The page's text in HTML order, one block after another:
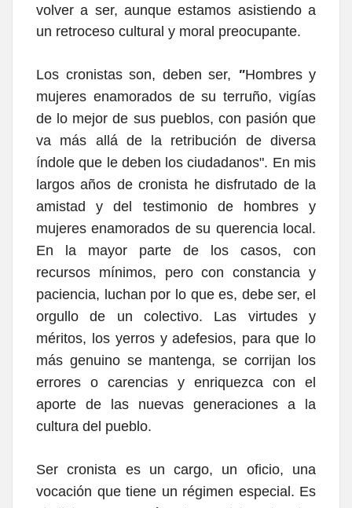
volver a ser, aunque estamos asistiendo a
un retroceso cultural y moral preocupante.
Los cronistas son, deben ser, "Hombres y
mujeres enamorados de su terruño, vigías
de lo mejor de sus pueblos, con pasión que
va más allá de la retribución de diversa
índole que le deben los ciudadanos". En mis
largos años de cronista he disfrutado de la
amistad y del testimonio de hombres y
mujeres enamorados de su querencia local.
En la mayor parte de los casos, con
recursos mínimos, pero con constancia y
paciencia, luchan por lo que es, debe ser, el
orgullo de un colectivo. Las virtudes y
méritos, los yerros y adefesios, para que lo
más genuino se mantenga, se corrijan los
errores o carencias y enriquezca con el
aporte de las nuevas generaciones a la
cultura del pueblo.
Ser cronista es un cargo, un oficio, una
vocación que tiene un régimen especial. Es